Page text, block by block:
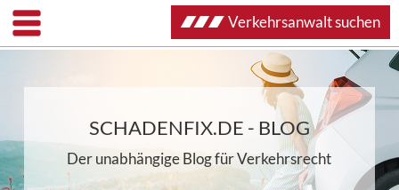
SCHADENFIX.DE - BLOG
Der unabhängige Blog für Verkehrsrecht
Verkehrsanwalt suchen